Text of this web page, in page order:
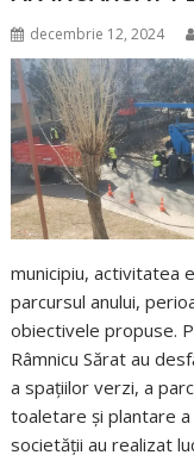
decembrie 12, 2024
municipiu, activitatea
parcursul anului,
obiectivele propuse.
Râmnicu Sărat au
a spațiilor verzi, a
toaletare și plantare
societății au realizat